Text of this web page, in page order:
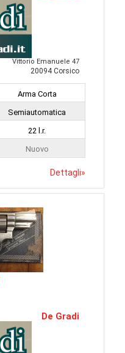
Vittorio Emanuele 47
20094 Corsico
Arma Corta
Semiautomatica
22 l.r.
Nuovo
Dettagli»
De Gradi